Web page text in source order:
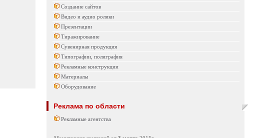
Создание сайтов
Видео и аудио ролики
Презентации
Тиражирование
Сувенирная продукция
Типографии, полиграфия
Рекламные конструкции
Материалы
Оборудование
Реклама по области
Рекламные агентства